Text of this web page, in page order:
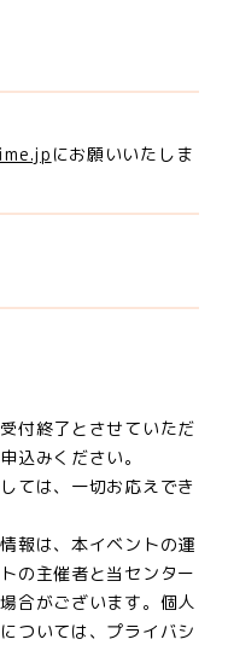
にお願いいたしま
付終了とさせていただ
込みください。
ては、一切お応えでき
報は、本イベントの運
の主催者と当センター
合がございます。個人
ついては、プライバシ